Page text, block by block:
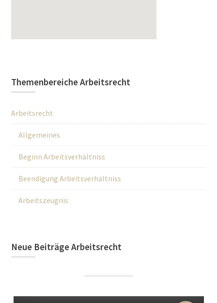
Themenbereiche Arbeitsrecht
Arbeitsrecht
Allgemeines
Beginn Arbeitsverhältniss
Beendigung Arbeitsverhältniss
Arbeitszeugnis
Neue Beiträge Arbeitsrecht